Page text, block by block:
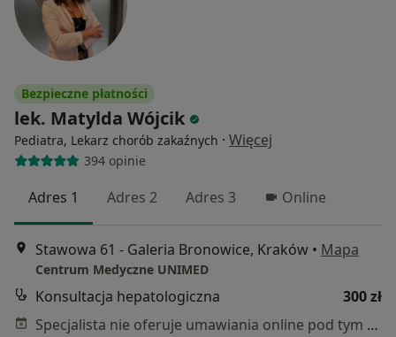
Bezpieczne płatności
lek. Matylda Wójcik
Pediatra, Lekarz chorób zakaźnych · Więcej
394 opinie
Adres 1 Adres 2 Adres 3 Online
Stawowa 61 - Galeria Bronowice, Kraków • Mapa
Centrum Medyczne UNIMED
Konsultacja hepatologiczna
300 zł
Specjalista nie oferuje umawiania online pod tym adresem.